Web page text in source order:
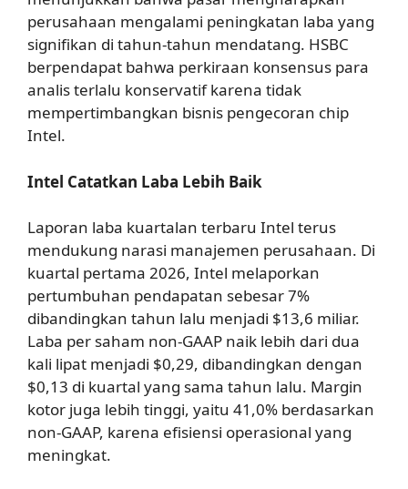
perusahaan mengalami peningkatan laba yang
signifikan di tahun-tahun mendatang. HSBC
berpendapat bahwa perkiraan konsensus para
analis terlalu konservatif karena tidak
mempertimbangkan bisnis pengecoran chip
Intel.
Intel Catatkan Laba Lebih Baik
Laporan laba kuartalan terbaru Intel terus
mendukung narasi manajemen perusahaan. Di
kuartal pertama 2026, Intel melaporkan
pertumbuhan pendapatan sebesar 7%
dibandingkan tahun lalu menjadi $13,6 miliar.
Laba per saham non-GAAP naik lebih dari dua
kali lipat menjadi $0,29, dibandingkan dengan
$0,13 di kuartal yang sama tahun lalu. Margin
kotor juga lebih tinggi, yaitu 41,0% berdasarkan
non-GAAP, karena efisiensi operasional yang
meningkat.